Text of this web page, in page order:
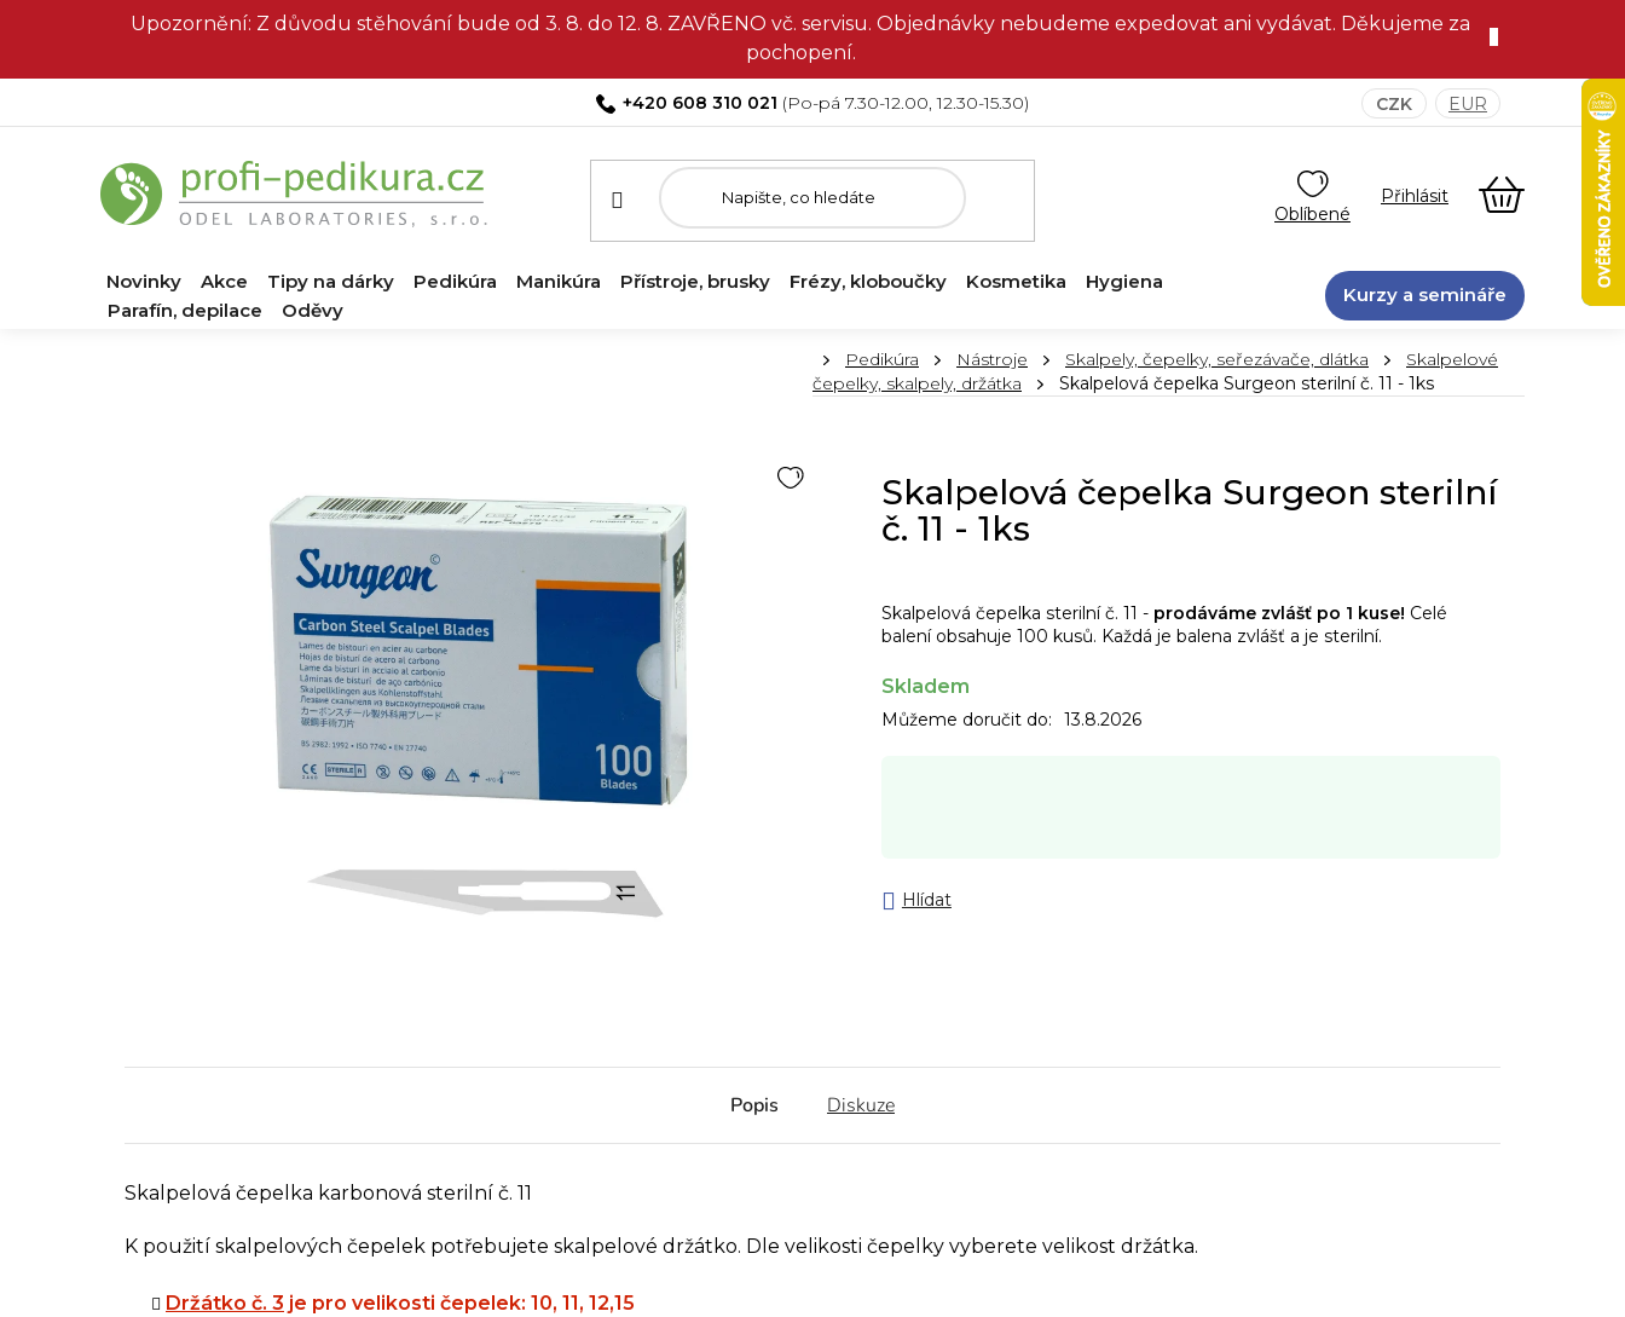
Upozornění: Z důvodu stěhování bude od 3. 8. do 12. 8. ZAVŘENO vč. servisu. Objednávky nebudeme expedovat ani vydávat. Děkujeme za
pochopení.
+420 608 310 021 CZK EUR
NÁKUPNÍ
KOŠÍK
Novinky Akce Tipy na dárky Pedikúra Manikúra Přístroje, brusky Frézy, kloboučky Kosmetika
Hygiena
Parafín, depilace
Oděvy
Kurzy a semináře
DomůPedikúra Nástroje Skalpely, čepelky, seřezávače, dlátka
Skalpelové
čepelky, skalpely, držátka
Skalpelová čepelka Surgeon sterilní č. 11 - 1ks
Skalpelová čepelka Surgeon sterilní
č. 11 - 1ks
Skalpelová čepelka sterilní č. 11 - prodáváme zvlášť po 1 kuse! Celé
balení obsahuje 100 kusů. Každá je balena zvlášť a je sterilní.
Skladem
Můžeme doručit do: 13.8.2026
Hlídat
Popis Diskuze
Skalpelová čepelka karbonová sterilní č. 11
K použití skalpelových čepelek potřebujete skalpelové držátko. Dle velikosti čepelky vyberete velikost držátka.
Držátko č. 3 je pro velikosti čepelek: 10, 11, 12,15